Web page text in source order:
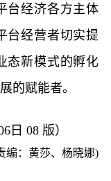
台经济各方主体
台经营者切实提
态新模式的孵化
的赋能者。
08 版）
编：黄莎、杨晓娜)